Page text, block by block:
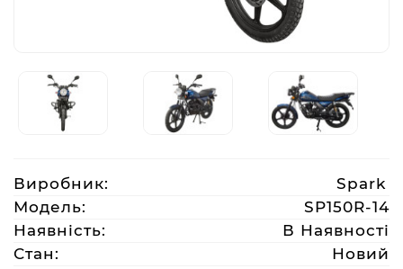
(063)
212
08
76
Виробник:
Spark
Модель:
SP150R-14
Наявність:
В Наявності
Стан:
Новий